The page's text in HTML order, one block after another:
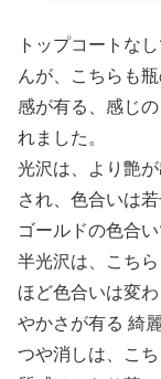
トップコートな
んが、こちらも
感が有る、感じ
れました。
光沢は、より艶
され、色合いは
ゴールドの色合
半光沢は、こち
ほど色合いは変
やかさが有る 綺
つや消しは、こ